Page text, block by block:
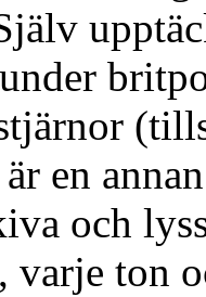
är en
och
varje ton